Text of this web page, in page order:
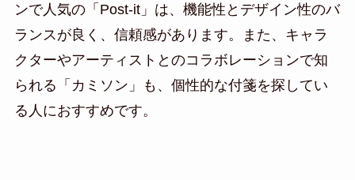
ンで人気の「Post-it」は、機能性とデザイン性のバ
ランスが良く、信頼感があります。また、キャラ
クターやアーティストとのコラボレーションで知
られる「カミソン」も、個性的な付箋を探してい
る人におすすめです。